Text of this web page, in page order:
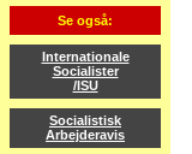
Se også:
Internationale
Socialister
/ISU
Socialistisk
Arbejderavis